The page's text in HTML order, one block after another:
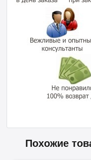
Похожие